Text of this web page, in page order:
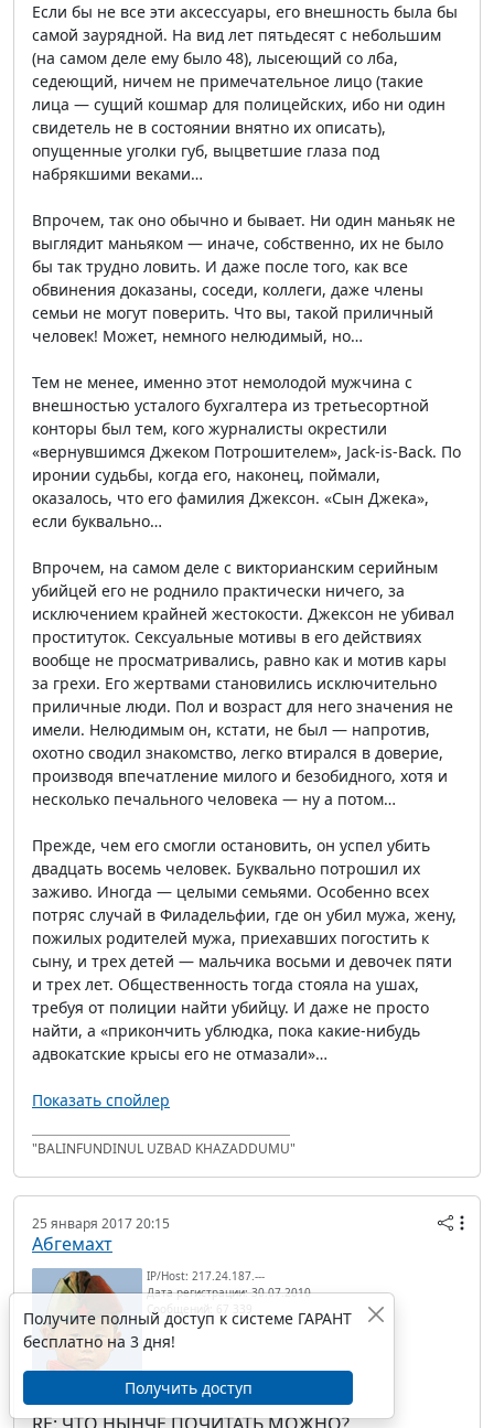
Если бы не все эти аксессуары, его внешность была бы
самой заурядной. На вид лет пятьдесят с небольшим
(на самом деле ему было 48), лысеющий со лба,
седеющий, ничем не примечательное лицо (такие
лица — сущий кошмар для полицейских, ибо ни один
свидетель не в состоянии внятно их описать),
опущенные уголки губ, выцветшие глаза под
набрякшими веками…
Впрочем, так оно обычно и бывает. Ни один маньяк не
выглядит маньяком — иначе, собственно, их не было
бы так трудно ловить. И даже после того, как все
обвинения доказаны, соседи, коллеги, даже члены
семьи не могут поверить. Что вы, такой приличный
человек! Может, немного нелюдимый, но…
Тем не менее, именно этот немолодой мужчина с
внешностью усталого бухгалтера из третьесортной
конторы был тем, кого журналисты окрестили
«вернувшимся Джеком Потрошителем», Jack-is-Back. По
иронии судьбы, когда его, наконец, поймали,
оказалось, что его фамилия Джексон. «Сын Джека»,
если буквально…
Впрочем, на самом деле с викторианским серийным
убийцей его не роднило практически ничего, за
исключением крайней жестокости. Джексон не убивал
проституток. Сексуальные мотивы в его действиях
вообще не просматривались, равно как и мотив кары
за грехи. Его жертвами становились исключительно
приличные люди. Пол и возраст для него значения не
имели. Нелюдимым он, кстати, не был — напротив,
охотно сводил знакомство, легко втирался в доверие,
производя впечатление милого и безобидного, хотя и
несколько печального человека — ну а потом…
Прежде, чем его смогли остановить, он успел убить
двадцать восемь человек. Буквально потрошил их
заживо. Иногда — целыми семьями. Особенно всех
потряс случай в Филадельфии, где он убил мужа, жену,
пожилых родителей мужа, приехавших погостить к
сыну, и трех детей — мальчика восьми и девочек пяти
и трех лет. Общественность тогда стояла на ушах,
требуя от полиции найти убийцу. И даже не просто
найти, а «прикончить ублюдка, пока какие-нибудь
адвокатские крысы его не отмазали»…
Показать спойлер
"BALINFUNDINUL UZBAD KHAZADDUMU"
25 января 2017 20:15
Абгемахт
IP/Host: 217.24.187.---
Дата регистрации: 30.07.2010
Сообщений: 67 339
Получите полный доступ к системе ГАРАНТ
бесплатно на 3 дня!
Получить доступ